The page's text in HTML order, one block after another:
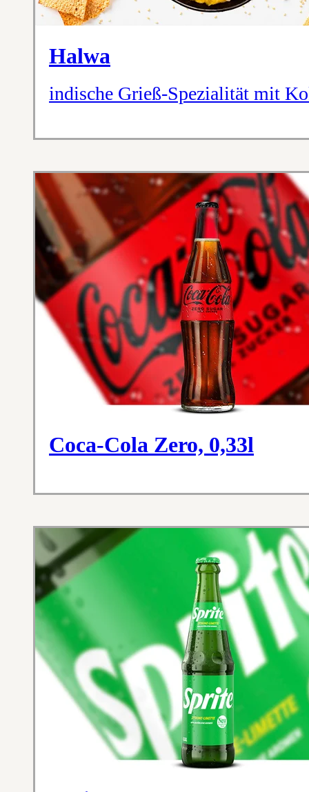
Halwa
indische Grieß-Spezialität mit
Coca-Cola Zero, 0,33l